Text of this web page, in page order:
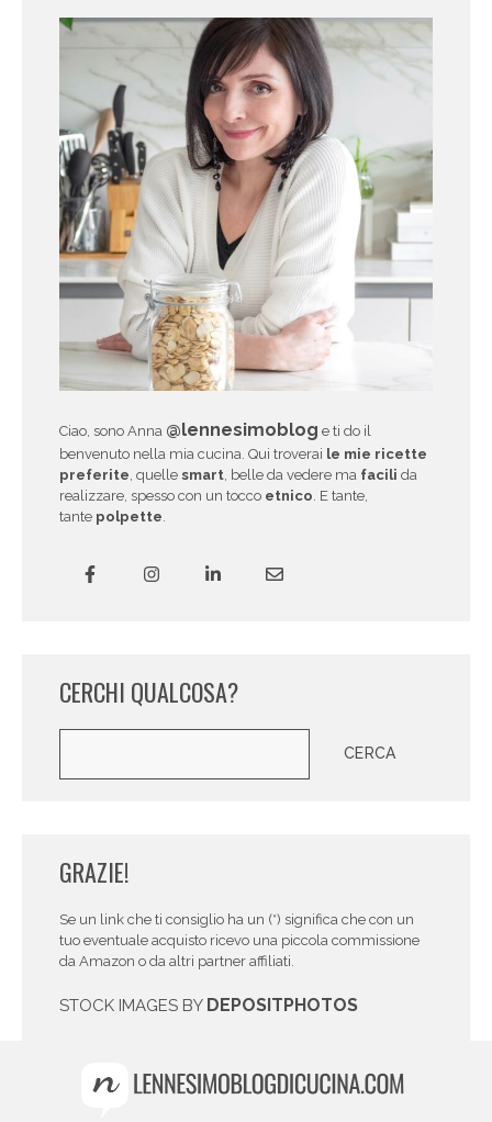
Ciao, sono Anna @lennesimoblog e ti do il
benvenuto nella mia cucina. Qui troverai le mie ricette
preferite, quelle smart, belle da vedere ma facili da
realizzare, spesso con un tocco etnico. E tante,
tante polpette.
CERCHI QUALCOSA?
CERCA
GRAZIE!
Se un link che ti consiglio ha un (*) significa che con un
tuo eventuale acquisto ricevo una piccola commissione
da Amazon o da altri partner affiliati.
STOCK IMAGES BY DEPOSITPHOTOS